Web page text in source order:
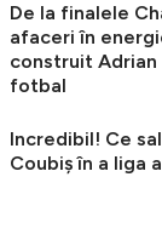
De la finalele
afaceri în
construit Adrian
fotbal
Incredibil! Ce
Coubiș în a liga